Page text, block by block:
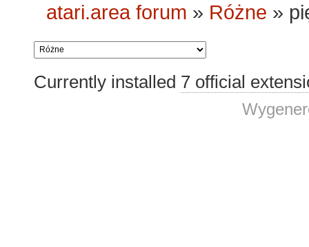
atari.area forum » Różne »
Currently installed 7 official